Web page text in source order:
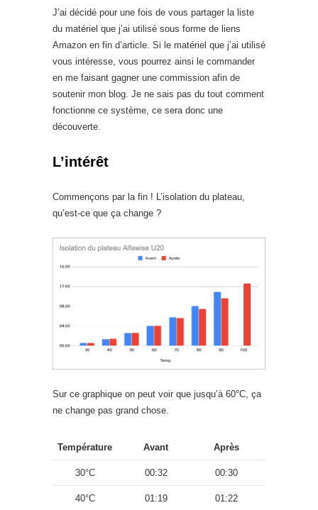
J’ai décidé pour une fois de vous partager la liste
du matériel que j’ai utilisé sous forme de liens
Amazon en fin d’article. Si le matériel que j’ai utilisé
vous intéresse, vous pourrez ainsi le commander
en me faisant gagner une commission afin de
soutenir mon blog. Je ne sais pas du tout comment
fonctionne ce système, ce sera donc une
découverte.
L’intérêt
Commençons par la fin ! L’isolation du plateau,
qu’est-ce que ça change ?
Sur ce graphique on peut voir que jusqu’à 60°C, ça
ne change pas grand chose.
Température Avant Après
30°C 00:32 00:30
40°C 01:19 01:22